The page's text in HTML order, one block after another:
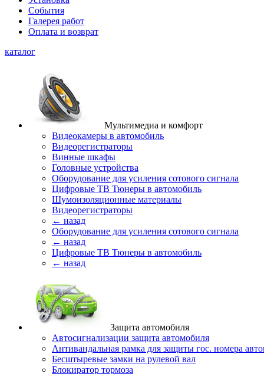
События
Галерея работ
Оплата и возврат
каталог
Мультимедиа и комфорт
Видеокамеры в автомобиль
Видеорегистраторы
Винные шкафы
Головные устройства
Оборудование для усиления сотового сигнала
Цифровые ТВ Тюнеры в автомобиль
Шумоизоляционные материалы
Видеорегистраторы
← назад
Оборудование для усиления сотового сигнала
← назад
Цифровые ТВ Тюнеры в автомобиль
← назад
Защита автомобиля
Автосигнализации защита автомобиля
Антивандальная рамка для защиты гос. номера
Бесштыревые замки на рулевой вал
Блокиратор тормоза